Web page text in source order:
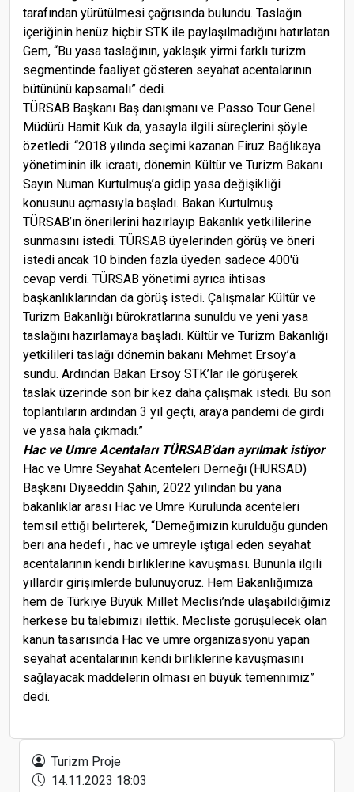
tarafından yürütülmesi çağrısında bulundu. Taslağın
içeriğinin henüz hiçbir STK ile paylaşılmadığını hatırlatan
Gem, “Bu yasa taslağının, yaklaşık yirmi farklı turizm
segmentinde faaliyet gösteren seyahat acentalarının
bütününü kapsamalı” dedi.
TÜRSAB Başkanı Baş danışmanı ve Passo Tour Genel
Müdürü Hamit Kuk da, yasayla ilgili süreçlerini şöyle
özetledi: “2018 yılında seçimi kazanan Firuz Bağlıkaya
yönetiminin ilk icraatı, dönemin Kültür ve Turizm Bakanı
Sayın Numan Kurtulmuş’a gidip yasa değişikliği
konusunu açmasıyla başladı. Bakan Kurtulmuş
TÜRSAB’ın önerilerini hazırlayıp Bakanlık yetkililerine
sunmasını istedi. TÜRSAB üyelerinden görüş ve öneri
istedi ancak 10 binden fazla üyeden sadece 400'ü
cevap verdi. TÜRSAB yönetimi ayrıca ihtisas
başkanlıklarından da görüş istedi. Çalışmalar Kültür ve
Turizm Bakanlığı bürokratlarına sunuldu ve yeni yasa
taslağını hazırlamaya başladı. Kültür ve Turizm Bakanlığı
yetkilileri taslağı dönemin bakanı Mehmet Ersoy’a
sundu. Ardından Bakan Ersoy STK’lar ile görüşerek
taslak üzerinde son bir kez daha çalışmak istedi. Bu son
toplantıların ardından 3 yıl geçti, araya pandemi de girdi
ve yasa hala çıkmadı.”
Hac ve Umre Acentaları TÜRSAB’dan ayrılmak istiyor
Hac ve Umre Seyahat Acenteleri Derneği (HURSAD)
Başkanı Diyaeddin Şahin, 2022 yılından bu yana
bakanlıklar arası Hac ve Umre Kurulunda acenteleri
temsil ettiği belirterek, “Derneğimizin kurulduğu günden
beri ana hedefi , hac ve umreyle iştigal eden seyahat
acentalarının kendi birliklerine kavuşması. Bununla ilgili
yıllardır girişimlerde bulunuyoruz. Hem Bakanlığımıza
hem de Türkiye Büyük Millet Meclisi’nde ulaşabildiğimiz
herkese bu talebimizi ilettik. Mecliste görüşülecek olan
kanun tasarısında Hac ve umre organizasyonu yapan
seyahat acentalarının kendi birliklerine kavuşmasını
sağlayacak maddelerin olması en büyük temennimiz”
dedi.
Turizm Proje
14.11.2023 18:03
temsilciğinde 50. yılını geride bırakıyor